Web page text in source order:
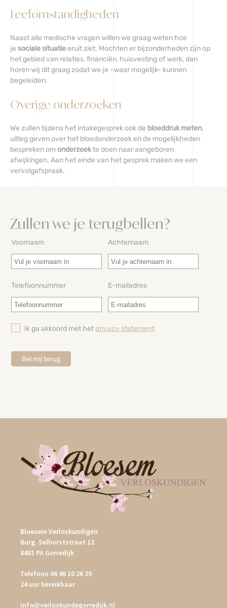
Leefomstandigheden
Naast alle medische vragen willen we graag weten hoe
je sociale situatieeruit ziet. Mochten er bijzonderheden zijn op
het gebied van relaties, financiën, huisvesting of werk, dan
horen wij dit graag zodat we je -waar mogelijk- kunnen
begeleiden.
Overige onderzoeken
We zullen tijdens het intakegesprek ook de bloeddruk meten,
uitleg geven over het bloedonderzoek en de mogelijkheden
bespreken omonderzoekte doen naar aangeboren
afwijkingen. Aan het einde van het gesprek maken we een
vervolgafspraak.
Zullen we je terugbellen?
Voornaam Achternaam
Telefoonnummer E-mailadres
Ik ga akkoord met het privacy statement
Bloesem Verloskundigen
Burg. Selhorststraat 12
8401 PA Gorredijk
Telefoon 06 46 10 26 29
24 uur bereikbaar
info@verloskundegorredijk.nl